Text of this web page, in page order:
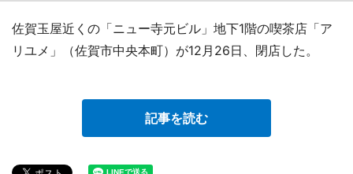
佐賀玉屋近くの「ニュー寺元ビル」地下1階の喫茶店「ア
リユメ」（佐賀市中央本町）が12月26日、閉店した。
記事を読む